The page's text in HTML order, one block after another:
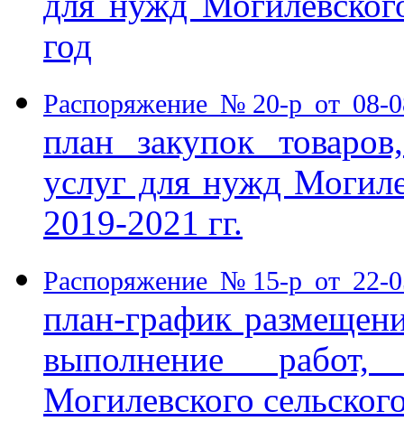
год
Распоряжение №20-р от 08-
план закупок
услуг для нужд
2019-2021 гг.
Распоряжение №15-р от 22-
план-график
выполнение
Могилевского